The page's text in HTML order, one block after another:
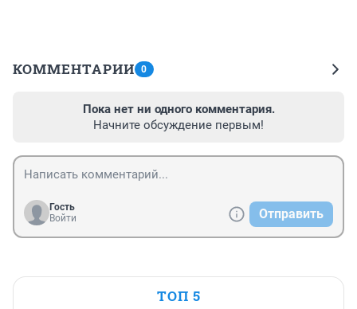
КОММЕНТАРИИ 0
Пока нет ни одного комментария.
Начните обсуждение первым!
Гость
Войти
Отправить
ТОП 5